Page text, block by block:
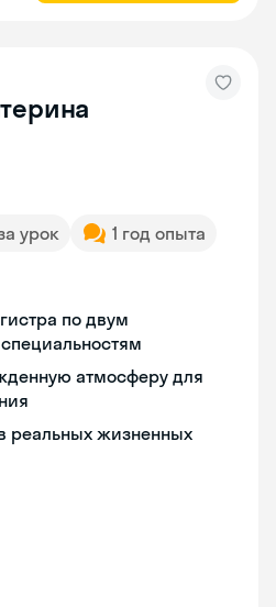
урок
1 год опыта
по двум
атмосферу для
реальных жизненных